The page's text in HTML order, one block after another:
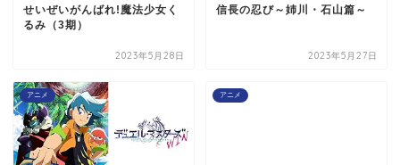
せいぜいがんばれ!魔法少女く
るみ（3期）
2023年5月28日
信長の忍び～姉川・石山篇～
2023年5月27日
アニメ アニメ